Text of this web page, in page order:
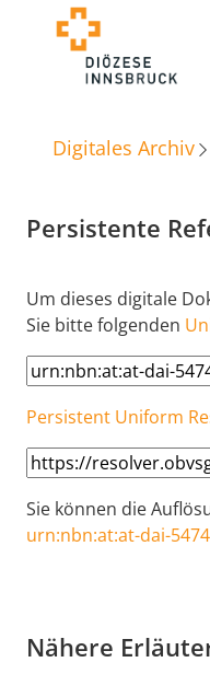
Digitales Archiv
Persistente
Um dieses digitale
Sie bitte folgenden
Persistent Uniform
Sie können die
urn:nbn:at:at-dai-
Nähere